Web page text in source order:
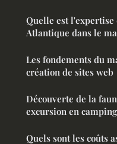
Quelle est l'expertise
Atlantique dans le
Les fondements du
création de sites web
Découverte de la
excursion en
Quels sont les coûts